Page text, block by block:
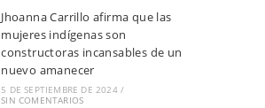
Jhoanna Carrillo afirma que las
mujeres indígenas son
constructoras incansables de un
nuevo amanecer
5 DE SEPTIEMBRE DE 2024 /
SIN COMENTARIOS